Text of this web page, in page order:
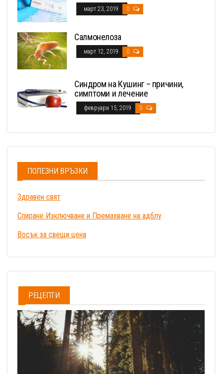
март 23, 2019 0
Салмонелоза
март 12, 2019 0
Синдром на Кушинг – причини,
симптоми и лечение
февруари 15, 2019 0
ПОЛЕЗНИ ВРЪЗКИ
Здравен свят
Спиране Изключване и Премахване на адблу
Восък за свещи цена
РЕЦЕПТИ